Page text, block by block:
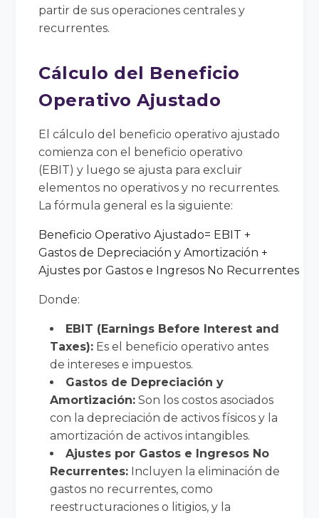
partir de sus operaciones centrales y
recurrentes.
Cálculo del Beneficio
Operativo Ajustado
El cálculo del beneficio operativo ajustado
comienza con el beneficio operativo
(EBIT) y luego se ajusta para excluir
elementos no operativos y no recurrentes.
La fórmula general es la siguiente:
Beneficio Operativo Ajustado= EBIT+
Gastos de Depreciación y Amortización+
Ajustes por Gastos e Ingresos No Recurrentes
Donde:
EBIT (Earnings Before Interest and
Taxes): Es el beneficio operativo antes
de intereses e impuestos.
Gastos de Depreciación y
Amortización: Son los costos asociados
con la depreciación de activos físicos y la
amortización de activos intangibles.
Ajustes por Gastos e Ingresos No
Recurrentes: Incluyen la eliminación de
gastos no recurrentes, como
reestructuraciones o litigios, y la